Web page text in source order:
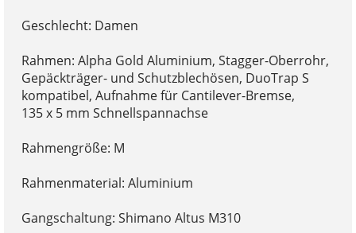
Geschlecht: Damen
Rahmen: Alpha Gold Aluminium, Stagger-Oberrohr,
Gepäckträger- und Schutzblechösen, DuoTrap S
kompatibel, Aufnahme für Cantilever-Bremse,
135 x 5 mm Schnellspannachse
Rahmengröße: M
Rahmenmaterial: Aluminium
Gangschaltung: Shimano Altus M310